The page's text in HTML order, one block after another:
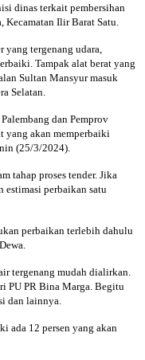
dinas terkait pembersihan
Ilir Barat Satu.
tergenang udara,
Tampak alat berat yang
Sultan Mansyur masuk
Selatan.
dan Pemprov
yang akan memperbaiki
(25/3/2024).
tahap proses tender. Jika
estimasi perbaikan satu
perbaikan terlebih dahulu
tergenang mudah dialirkan.
PU PR Bina Marga. Begitu
dan lainnya.
ada 12 persen yang akan